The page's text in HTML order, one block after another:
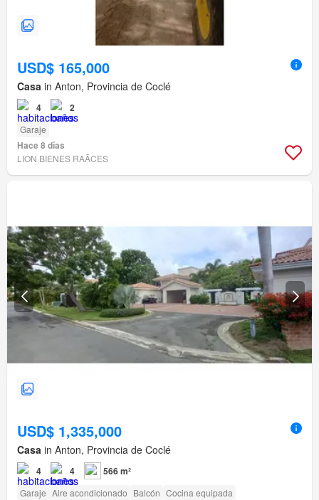
USD$ 165,000
Casa in Anton, Provincia de Coclé
4 2
Garaje
Hace 8 días
LION BIENES RAÃ­CES
USD$ 1,335,000
Casa in Anton, Provincia de Coclé
4 4 566 m²
Garaje Aire acondicionado Balcón Cocina equipada